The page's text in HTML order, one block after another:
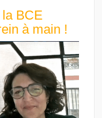
BCE
à main !